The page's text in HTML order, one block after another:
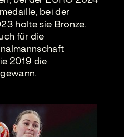
bei der
holte sie Bronze.
für die
2019 die